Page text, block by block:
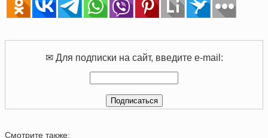
✉ Для подписки на сайт, введите e-mail:
Смотрите также: